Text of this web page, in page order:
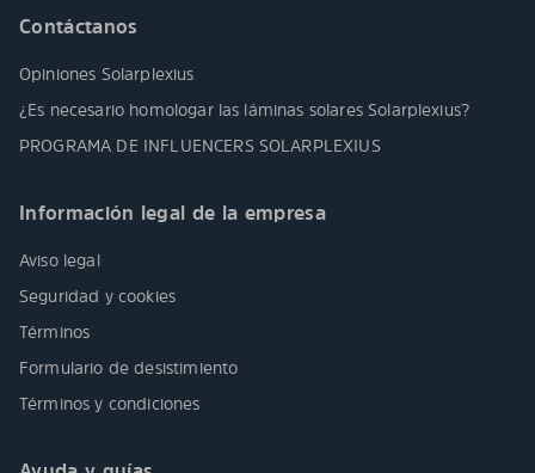
Contáctanos
Opiniones Solarplexius
¿Es necesario homologar las láminas solares Solarplexius?
PROGRAMA DE INFLUENCERS SOLARPLEXIUS
Información legal de la empresa
Aviso legal
Seguridad y cookies
Términos
Formulario de desistimiento
Términos y condiciones